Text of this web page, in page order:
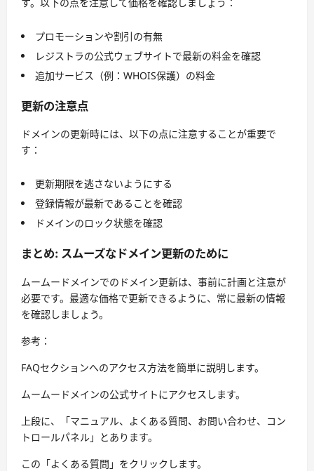
プロモーションや割引の有無
レジストラの公式ウェブサイトで最新の料金を確認
追加サービス（例：WHOIS保護）の料金
更新の注意点
ドメインの更新時には、以下の点に注意することが重要で
す：
更新期限を逃さないようにする
登録情報が最新であることを確認
ドメインのロック状態を確認
まとめ: スムーズなドメイン更新のために
ムームードメインでのドメイン更新は、事前に計画と注意が
必要です。最適な価格で更新できるように、常に最新の情報
を確認しましょう。
参考：
FAQセクションへのアクセス方法を簡単に説明します。
ムームードメインの公式サイトにアクセスします。
上段に、「マニュアル、よくある質問、お問い合わせ、コン
トロールパネル」とあります。
この「よくある質問」をクリックします。